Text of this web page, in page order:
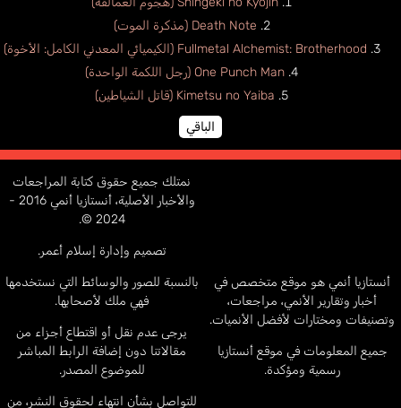
Death Note (مذكرة الموت)
Fullmetal Alchemist: Brotherhood (الكيميائي المعدني الكامل: الأخوة)
One Punch Man (رجل اللكمة الواحدة)
Kimetsu no Yaiba (قاتل الشياطين)
الباقي
أنستازيا أنمي هو موقع متخصص في
أخبار وتقارير الأنمي، مراجعات،
وتصنيفات ومختارات لأفضل الأنميات.
جميع المعلومات في موقع أنستازيا
رسمية ومؤكدة.
نمتلك جميع حقوق كتابة المراجعات
والأخبار الأصلية، أنستازيا أنمي 2016 -
2024 ©.
تصميم وإدارة إسلام أعمر.
بالنسبة للصور والوسائط التي نستخدمها
فهي ملك لأصحابها.
يرجى عدم نقل أو اقتطاع أجزاء من
مقالاتنا دون إضافة الرابط المباشر
للموضوع المصدر.
للتواصل بشأن انتهاء لحقوق النشر، من